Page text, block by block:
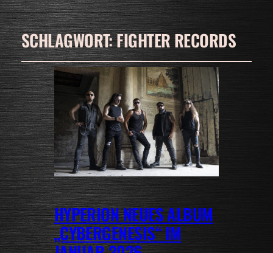
SCHLAGWORT:FIGHTER RECORDS
HYPERION NEUES ALBUM
„CYBERGENESIS“ IM